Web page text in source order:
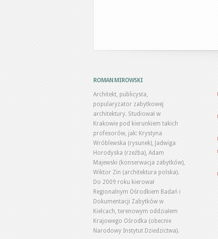
ROMAN MIROWSKI
Architekt, publicysta,
popularyzator zabytkowej
architektury. Studiował w
Krakowie pod kierunkiem takich
profesorów, jak: Krystyna
Wróblewska (rysunek), Jadwiga
Horodyska (rzeźba), Adam
Majewski (konserwacja zabytków),
Wiktor Zin (architektura polska).
Do 2009 roku kierował
Regionalnym Ośrodkiem Badań i
Dokumentacji Zabytków w
Kielcach, terenowym oddziałem
Krajowego Ośrodka (obecnie
Narodowy Instytut Dziedzictwa).